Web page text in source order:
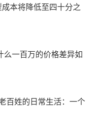
本将降低至四十分之
一百万的价格差异如
百姓的日常生活：一个